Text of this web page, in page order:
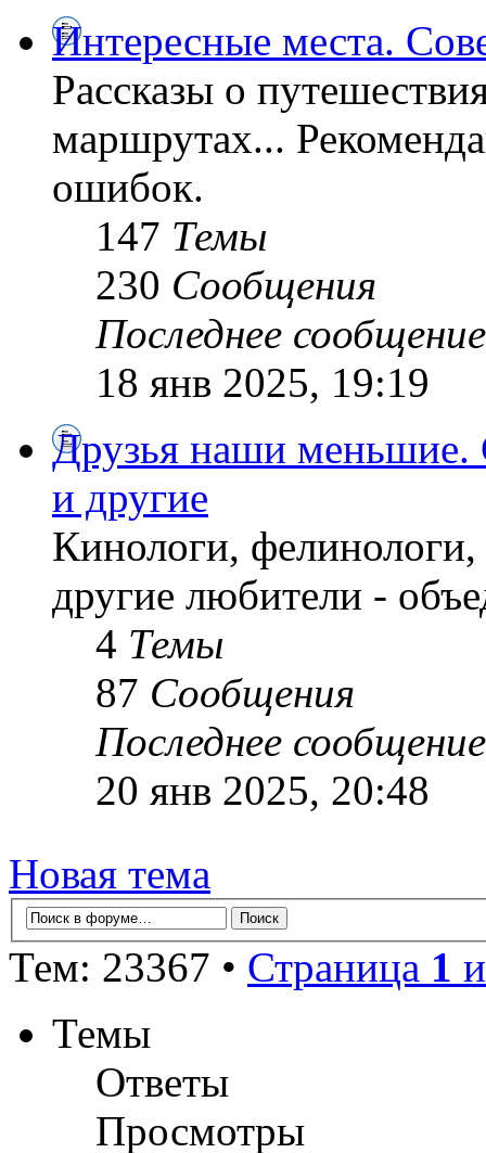
Интересные места.
Рассказы о
маршрутах...
ошибок.
147 Темы
230 Сообщения
Последнее сообщение
18 янв 2025, 19:19
Друзья наши меньшие.
и другие
Кинологи,
другие любители -
4 Темы
87 Сообщения
Последнее сообщение
20 янв 2025, 20:48
Новая тема
Тем: 23367 • Страница 1
Темы
Ответы
Просмотры